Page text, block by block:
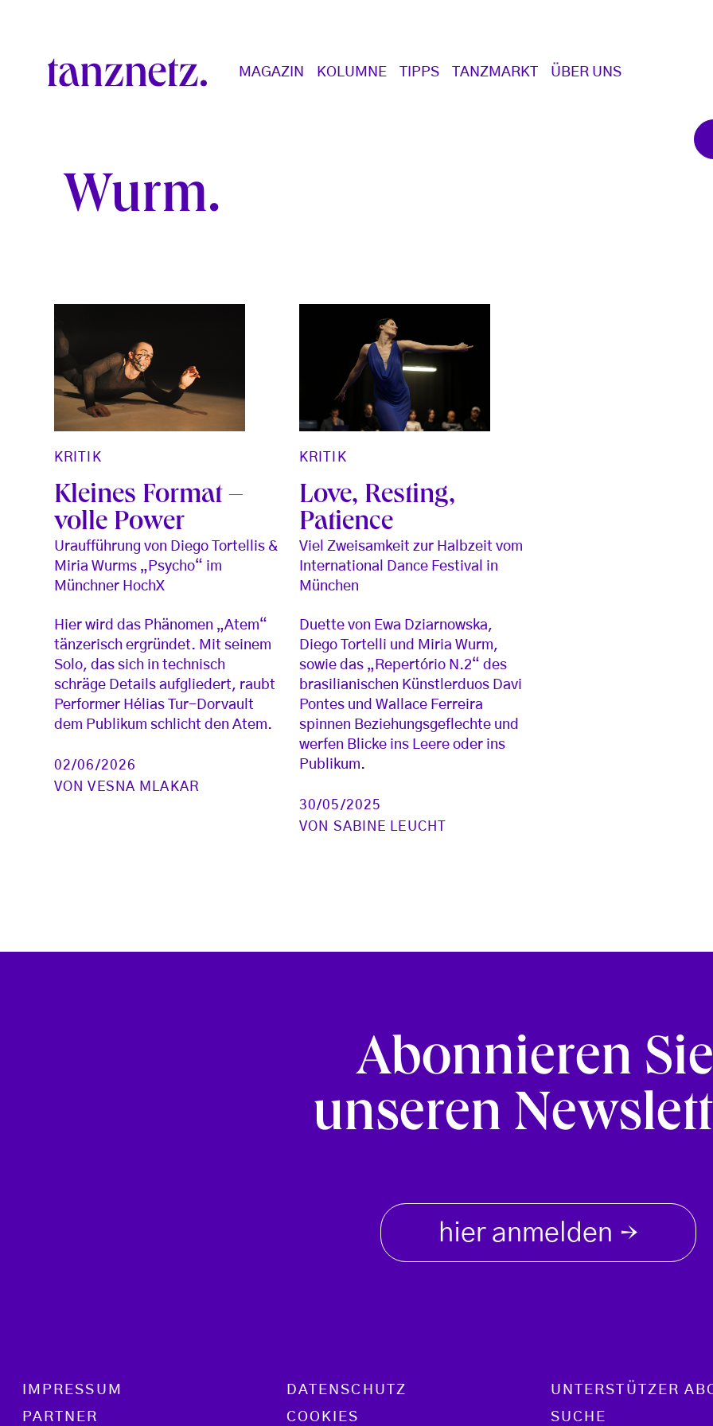
Main navigation
MAGAZIN KOLUMNE TIPPS TANZMARKT ÜBER UNS
Wurm
KRITIK
Kleines Format –
volle Power
Uraufführung von Diego Tortellis &
Miria Wurms „Psycho“ im
Münchner HochX
Hier wird das Phänomen „Atem“
tänzerisch ergründet. Mit seinem
Solo, das sich in technisch
schräge Details aufgliedert, raubt
Performer Hélias Tur-Dorvault
dem Publikum schlicht den Atem.
02/06/2026
VONVESNA MLAKAR
KRITIK
Love, Resting,
Patience
Viel Zweisamkeit zur Halbzeit vom
International Dance Festival in
München
Duette von Ewa Dziarnowska,
Diego Tortelli und Miria Wurm,
sowie das „Repertório N.2“ des
brasilianischen Künstlerduos Davi
Pontes und Wallace Ferreira
spinnen Beziehungsgeflechte und
werfen Blicke ins Leere oder ins
Publikum.
30/05/2025
VON SABINE LEUCHT
Abonnieren Sie
unseren
hier anmelden →
Footer menu
IMPRESSUM
PARTNER
DATENSCHUTZ
COOKIES
UNTERSTÜTZER
SUCHE